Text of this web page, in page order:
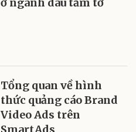
Tổng quan về hình
thức quảng cáo Brand
Video Ads trên
SmartAds